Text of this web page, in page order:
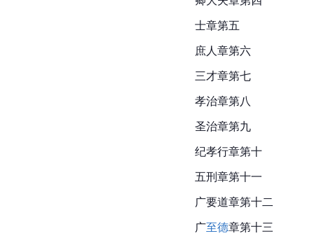
士章第五
庶人章第六
三才章第七
孝治章第八
圣治章第九
纪孝行章第十
五刑章第十一
广要道章第十二
广至德章第十三